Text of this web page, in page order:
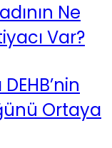
Ne
Var?
Ortaya